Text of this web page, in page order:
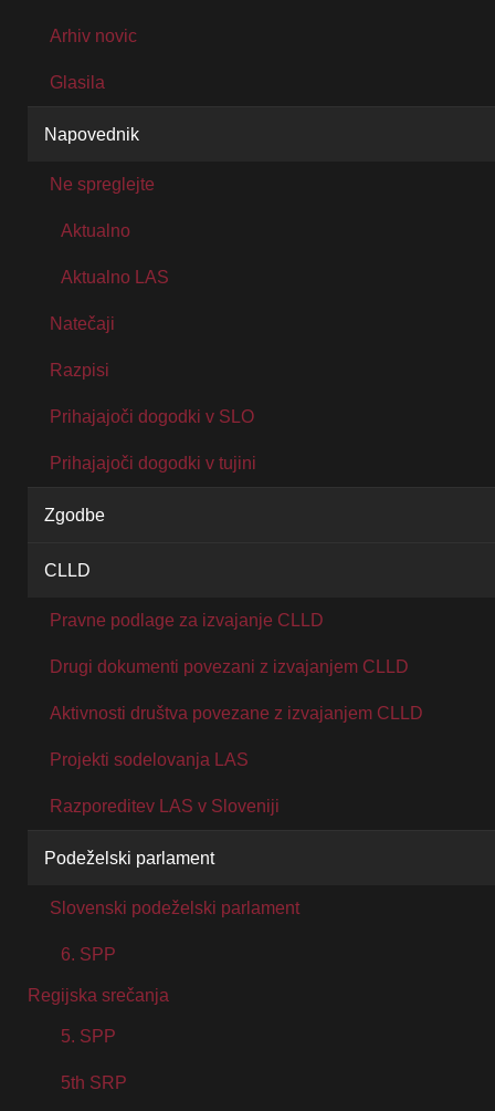
Arhiv novic
Glasila
Napovednik
Ne spreglejte
Aktualno
Aktualno LAS
Natečaji
Razpisi
Prihajajoči dogodki v SLO
Prihajajoči dogodki v tujini
Zgodbe
CLLD
Pravne podlage za izvajanje CLLD
Drugi dokumenti povezani z izvajanjem CLLD
Aktivnosti društva povezane z izvajanjem CLLD
Projekti sodelovanja LAS
Razporeditev LAS v Sloveniji
Podeželski parlament
Slovenski podeželski parlament
6. SPP
Regijska srečanja
5. SPP
5th SRP